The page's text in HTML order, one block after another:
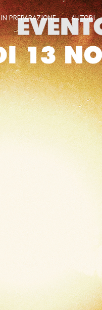
IN PREPARAZIONE AUTORI